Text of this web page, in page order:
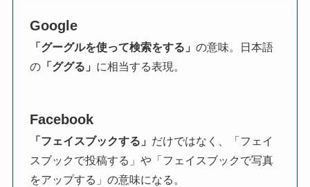
Google
「グーグルを使って検索をする」 の意味。日本語
の「ググる」 に相当する表現。
Facebook
「フェイスブックする」 だけではなく、「フェイ
スブックで投稿する」や「フェイスブックで写真
をアップする」の意味になる。